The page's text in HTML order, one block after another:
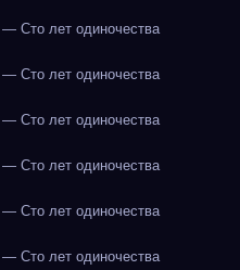
Сто лет одиночества
Сто лет одиночества
Сто лет одиночества
Сто лет одиночества
Сто лет одиночества
Сто лет одиночества